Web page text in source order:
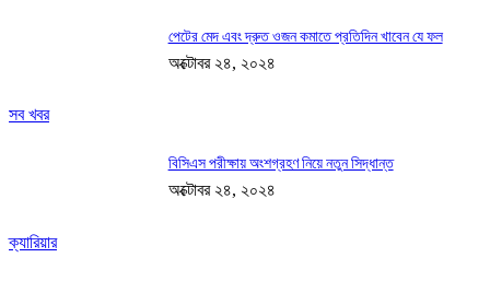
সব খবর
পেটের মেদ এবং দ্রুত ওজন কমাতে প্রতিদিন খাবেন যে ফল
অক্টোবর ২৪, ২০২৪
ক্যারিয়ার
বিসিএস পরীক্ষায় অংশগ্রহণ নিয়ে নতুন সিদ্ধান্ত
অক্টোবর ২৪, ২০২৪